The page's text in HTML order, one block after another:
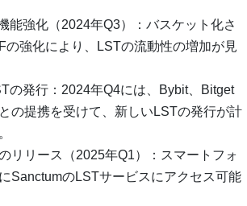
能強化（2024年Q3）：バスケット化さ
の強化により、LSTの流動性の増加が見
の発行：2024年Q4には、Bybit、Bitget
の提携を受けて、新しいLSTの発行が計
リリース（2025年Q1）：スマートフォ
SanctumのLSTサービスにアクセス可能